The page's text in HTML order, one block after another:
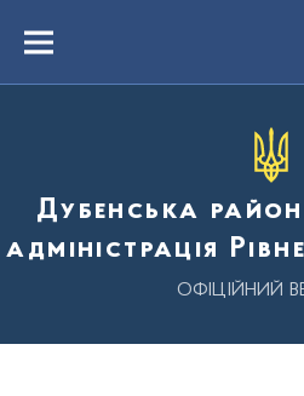
вмістуMenu
Дубенська
адміністрація
ОФІЦІЙНИЙ